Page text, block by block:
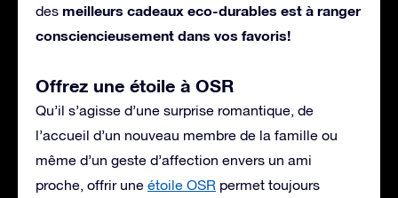
des meilleurs cadeaux eco-durables est à ranger
consciencieusement dans vos favoris!
Offrez une étoile à OSR
Qu’il s’agisse d’une surprise romantique, de
l’accueil d’un nouveau membre de la famille ou
même d’un geste d’affection envers un ami
proche, offrir une étoile OSR permet toujours